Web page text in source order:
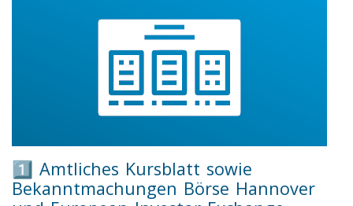
1️⃣ Amtliches Kursblatt sowie
Bekanntmachungen Börse Hannover